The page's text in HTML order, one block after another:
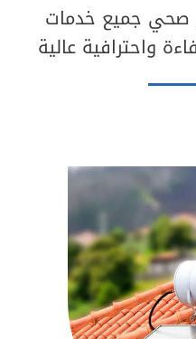
جميع خدمات
واحترافية عالية